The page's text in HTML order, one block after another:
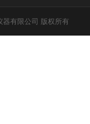
有限公司 版权所有